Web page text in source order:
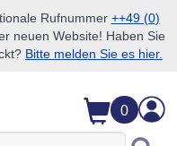
Rufnummer ++49 (0)
neuen Website! Haben Sie
Bitte melden Sie es hier.
0